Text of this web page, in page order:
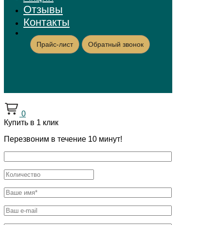
Отзывы
Контакты
Прайс-лист Обратный звонок
0
Купить в 1 клик
Перезвоним в течение 10 минут!